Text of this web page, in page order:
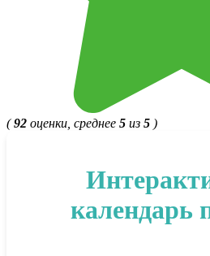
(92 оценки, среднее 5 из 5 )
календарь